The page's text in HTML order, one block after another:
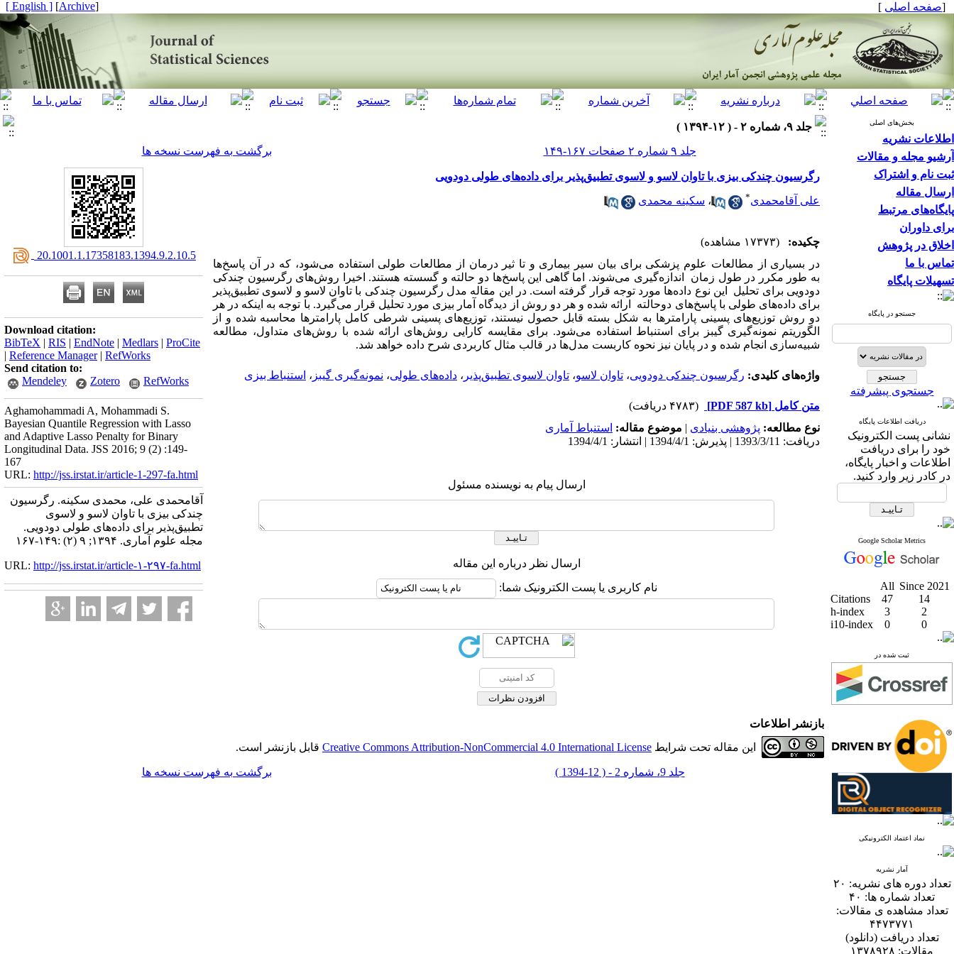
[صفحه اصلی ]
[
Archive
]
[ English ]
بخش‌های اصلی
اطلاعات نشریه
آرشیو مجله و مقالات
ثبت نام و اشتراک
ارسال مقاله
پایگاه‌های مرتبط
برای داوران
اخلاق در پژوهش
تماس با ما
تسهیلات پایگاه
جستجو در پایگاه
جستجوی پیشرفته
دریافت اطلاعات پایگاه
نشانی پست الکترونیک
خود را برای دریافت
اطلاعات و اخبار پایگاه،
در کادر زیر وارد کنید.
Google Scholar Metrics
All Since 2021
Citations
47
14
h-index
3
2
i10-index
0 0
ثبت شده در
نماد اعتماد الکترونیکی
آمار نشریه
تعداد دوره های نشریه: ۲۰
تعداد شماره ها: ۴۰
تعداد مشاهده ی مقالات:
۴۴۷۳۷۷۱
تعداد دریافت (دانلود)
مقالات: ۱۳۷۸۹۲۸
جلد ۹، شماره ۲ - ( ۱۲-۱۳۹۴ )
جلد ۹ شماره ۲ صفحات ۱۶۷-۱۴۹
برگشت به فهرست نسخه ها
رگرسیون چندکی بیزی با تاوان لاسو و لاسوی تطبیق‌پذیر برای داده‌های طولی دودویی
علی آقامحمدی* ، سکینه محمدی
چکیده:
(۱۷۳۷۳ مشاهده)
در بسیاری از مطالعات علوم پزشکی برای بیان سیر بیماری و تا ثیر درمان از مطالعات طولی استفاده می‌شود، که در آن پاسخ‌ها
به طور مکرر در طول زمان اندازه‌گیری می‌شوند. اما گاهی این پاسخ‌ها دو حالته و گسسته هستند. اخیرا روش‌های رگرسیون چندکی
دودویی برای تحلیل این نوع داده‌ها مورد توجه قرار گرفته است. در این مقاله مدل رگرسیون چندکی با تاوان لاسو و لاسوی تطبیق‌پذیر
برای داده‌های طولی با پاسخ‌های دوحالته ارائه شده و هر دو روش از دیدگاه آمار بیزی مورد تحلیل قرار می‌گیرد. با توجه به اینکه در هر
دو روش توزیع‌های پسینی پارامترها به شکل بسته قابل حصول نیستند، توزیع‌های پسینی شرطی کامل پارامترها محاسبه شده و از
الگوریتم نمونه‌گیری گیبز برای استنباط استفاده می‌شود. برای مقایسه کارایی روش‌های ارائه شده با روش‌های متداول، مطالعه
شبیه‌سازی انجام شده و در پایان نیز نحوه کاربست مدل‌ها در قالب مثال کاربردی شرح داده خواهد شد.
واژه‌های کلیدی: رگرسیون چندکی دودویی، تاوان لاسو، تاوان لاسوی تطبیق‌پذیر ، داده‌های طولی، نمونه‌گیری گیبز ، استنباط بیزی
متن کامل [PDF 587 kb]
(۴۷۸۳ دریافت)
نوع مطالعه: پژوهشی بنیادی | موضوع مقاله: استنباط آماری
دریافت: 1393/3/11 | پذیرش: 1394/4/1 | انتشار: 1394/4/1
ارسال پیام به نویسنده مسئول
ارسال نظر درباره این مقاله
نام کاربری یا پست الکترونیک شما:
‎ 20.1001.1.17358183.1394.9.2.10.5
Download citation:
BibTeX | RIS | EndNote | Medlars | ProCite
| Reference Manager| RefWorks
Send citation to:
Mendeley
Zotero RefWorks
Aghamohammadi A, Mohammadi S.
Bayesian Quantile Regression with Lasso
and Adaptive Lasso Penalty for Binary
Longitudinal Data. JSS 2016; 9 (2) :149-
167
URL: http://jss.irstat.ir/article-1-297-fa.html
آقامحمدی علی، محمدی سکینه. رگرسیون
چندکی بیزی با تاوان لاسو و لاسوی
تطبیق‌پذیر برای داده‌های طولی دودویی.
مجله علوم آماری. ۱۳۹۴; ۹ (۲) :۱۴۹-۱۶۷
URL: http://jss.irstat.ir/article-۱-۲۹۷-fa.html
بازنشر اطلاعات
این مقاله تحت شرایط Creative Commons Attribution-NonCommercial 4.0 International License قابل بازنشر است.
جلد 9، شماره 2 - ( 12-1394 ) برگشت به فهرست نسخه ها